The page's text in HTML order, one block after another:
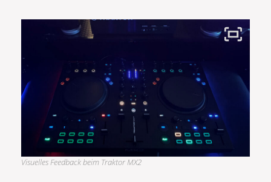
Visuelles Feedback beim Traktor MX2